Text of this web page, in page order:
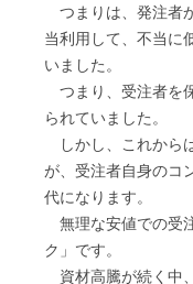
つまりは、発注者
当利用して、不当に
いました。
つまり、受注者を
られていました。
しかし、これから
が、受注者自身のコ
代になります。
無理な安値での受
ク」です。
資材高騰が続く中